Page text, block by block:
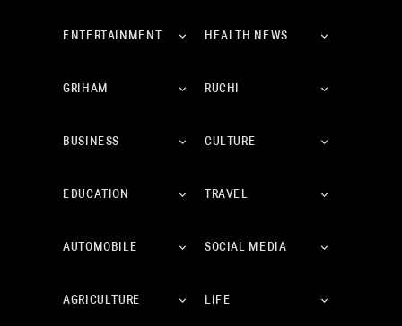
ENTERTAINMENT HEALTH NEWS
GRIHAM RUCHI
BUSINESS CULTURE
EDUCATION TRAVEL
AUTOMOBILE SOCIAL MEDIA
AGRICULTURE LIFE